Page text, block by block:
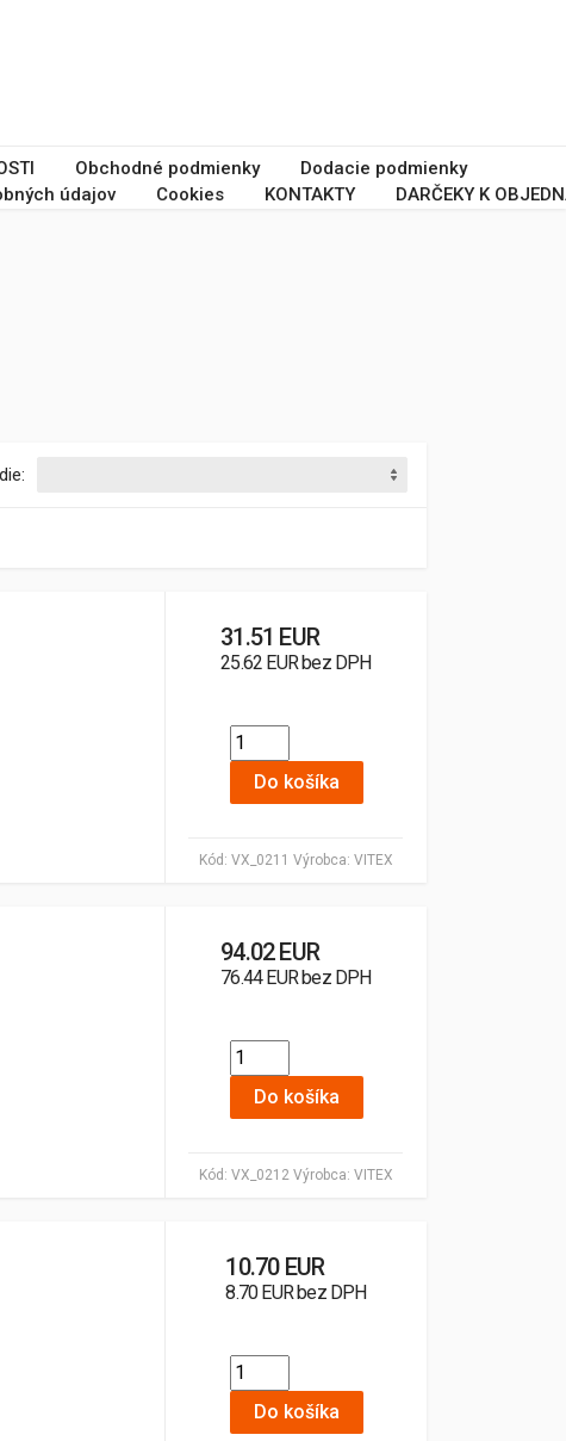
Obchodné podmienky
Dodacie podmienky
údajov
Cookies KONTAKTY DARČEKY K
Kód: VX_0211 Výrobca: VITEX
31.51 EUR
25.62 EUR bez DPH
Do košíka
Kód: VX_0212 Výrobca: VITEX
94.02 EUR
76.44 EUR bez DPH
Do košíka
10.70 EUR
8.70 EUR bez DPH
Do košíka